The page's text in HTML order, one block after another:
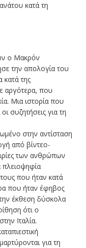
κατά τη
ο Μακρόν
την απολογία του
κατά της
αργότερα, που
Μια ιστορία που
συζητήσεις για τη
στην αντίσταση
από βίντεο-
των ανθρώπων
πλειοψηφία
που ήταν κατά
που ήταν έφηβος
έκθεση δύσκολα
ότι ο
Ιταλία.
για τη